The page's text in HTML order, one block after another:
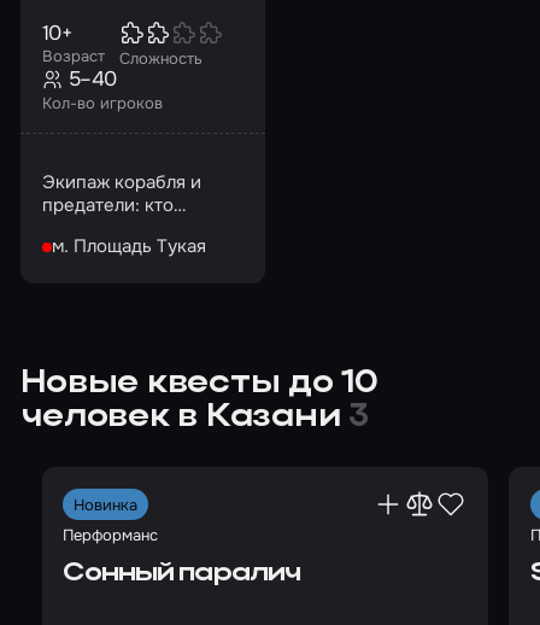
Возраст
10+
Сложность
Кол-во игроков
5–40
Экипаж корабля и
предатели: кто
м. Площадь Тукая
Новые квесты до 10
человек в Казани 3
Новинка
Перформанс
Сонный паралич